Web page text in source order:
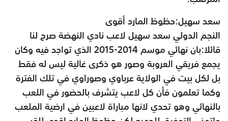
سعد سهيل:حظوظ المارد أقوى
النجم الدولي سعد سهيل لاعب نادي النهضة صرح لنا
قائلا:بان نهائي موسم 2014-2015 الذي تواجد فيه وكان
يجمع فريقي العروبة وصور هو ذكرى غالية ليس له فقط
بل لكل بيت في الولاية عرباوي وصوراوي في تلك الفترة
وكما تعلمون فأن كل لاعب يتشرف بالحضور في اللعب
بالنهائي وهو تحدي لانها مباراة لاعبين في ارضية الملعب